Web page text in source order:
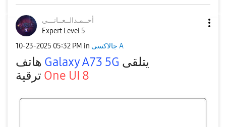
أحــمـدالــعــانـــي
Expert Level 5
‎10-23-2025 05:32 PM in جالاكسى A
Galaxy A73 5G يتلقى
One UI 8